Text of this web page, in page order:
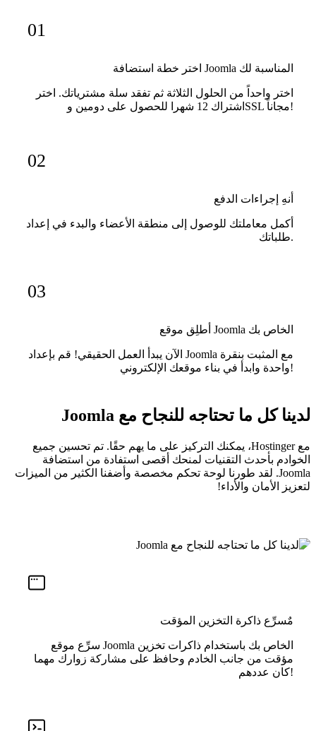
01
اختر خطة استضافة Joomla المناسبة لك
اختر واحداً من الحلول الثلاثة ثم تفقد سلة مشترياتك. اختر
اشتراك 12 شهرا للحصول على دومين وSSL مجاناً!
02
أنهِ إجراءات الدفع
أكمل معاملتك للوصول إلى منطقة الأعضاء والبدء في إعداد
طلباتك.
03
أطلِق موقع Joomla الخاص بك
الآن يبدأ العمل الحقيقي! قم بإعداد Joomla مع المثبت بنقرة
واحدة وابدأ في بناء موقعك الإلكتروني!
لدينا كل ما تحتاجه للنجاح مع Joomla
مع Hostinger، يمكنك التركيز على ما يهم حقًا. تم تحسين جميع
الخوادم بأحدث التقنيات لمنحك أقصى استفادة من استضافة
Joomla. لقد طورنا لوحة تحكم مخصصة وأضفنا الكثير من الميزات
لتعزيز الأمان والأداء!
مٌسرِّع ذاكرة التخزين المؤقت
سرِّع موقع Joomla الخاص بك باستخدام ذاكرات تخزين
مؤقت من جانب الخادم وحافظ على مشاركة زوارك مهما
كان عددهم!